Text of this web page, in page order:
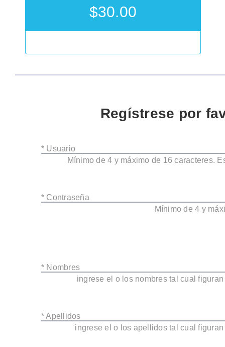
$30.00
Regístrese por
* Usuario
Mínimo de 4 y máximo de 16 caracteres.
* Contraseña
Mínimo de 4 y
* Nombres
ingrese el o los nombres tal cual
* Apellidos
ingrese el o los apellidos tal cual